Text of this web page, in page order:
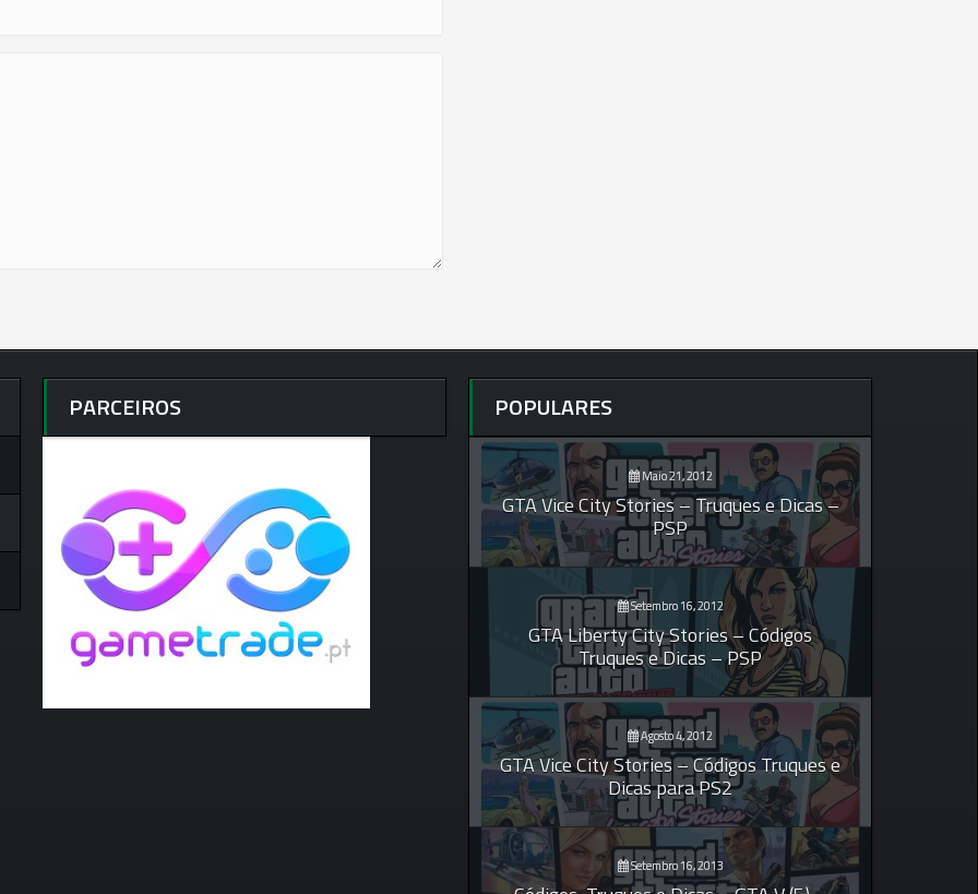
PARCEIROS POPULARES
Maio 21, 2012
GTA Vice City Stories – Truques e Dicas –
PSP
Setembro 16, 2012
GTA Liberty City Stories – Códigos
Truques e Dicas – PSP
Agosto 4, 2012
GTA Vice City Stories – Códigos Truques e
Dicas para PS2
Setembro 16, 2013